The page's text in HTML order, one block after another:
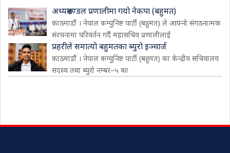
अध्यक्षमण्डल प्रणालीमा गयो नेकपा (बहुमत)
काठमाडौं । नेपाल कम्युनिष्ट पार्टी (बहुमत) ले आफ्नो संगठनात्मक
संरचनामा परिवर्तन गर्दै महासचिव प्रणालीलाई
प्रहरीले समात्यो बहुमतका ब्युरो इञ्चार्ज
काठमाडौं । नेपाल कम्युनिष्ट पार्टी (बहुमत) का केन्द्रीय सचिवालय
सदस्य तथा ब्युरो नम्बर–५ का